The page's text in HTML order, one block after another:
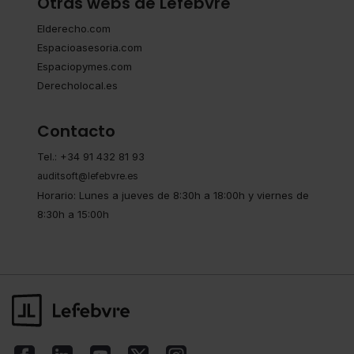
Elderecho.com
Espacioasesoria.com
Espaciopymes.com
Derecholocal.es
Contacto
Tel.: +34 91 432 81 93
auditsoft@lefebvre.es
Horario: Lunes a jueves de 8:30h a 18:00h y viernes de
8:30h a 15:00h